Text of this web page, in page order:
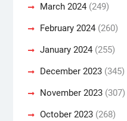
March 2024(249)
February 2024(260)
January 2024(255)
December 2023(345)
November 2023(307)
October 2023(268)